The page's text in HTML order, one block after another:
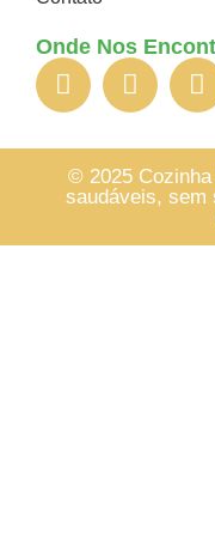
Onde Nos
© 2025
saudáveis, sem